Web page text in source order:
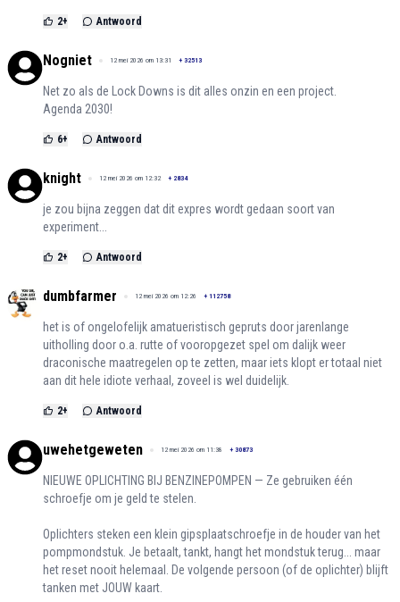
2+ Antwoord
Nogniet 12 mei 2026 om 13:31 + 32513
Net zo als de Lock Downs is dit alles onzin en een project.
Agenda 2030!
6+ Antwoord
knight 12 mei 2026 om 12:32 + 2834
je zou bijna zeggen dat dit expres wordt gedaan soort van
experiment...
2+ Antwoord
dumbfarmer 12 mei 2026 om 12:26 + 112758
het is of ongelofelijk amatueristisch gepruts door jarenlange
uitholling door o.a. rutte of vooropgezet spel om dalijk weer
draconische maatregelen op te zetten, maar iets klopt er totaal niet
aan dit hele idiote verhaal, zoveel is wel duidelijk.
2+ Antwoord
uwehetgeweten 12 mei 2026 om 11:38 + 30873
NIEUWE OPLICHTING BIJ BENZINEPOMPEN — Ze gebruiken één
schroefje om je geld te stelen.
Oplichters steken een klein gipsplaatschroefje in de houder van het
pompmondstuk. Je betaalt, tankt, hangt het mondstuk terug... maar
het reset nooit helemaal. De volgende persoon (of de oplichter) blijft
tanken met JOUW kaart.